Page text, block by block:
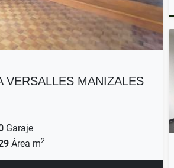
VERSALLES MANIZALES
Garaje
Área m2